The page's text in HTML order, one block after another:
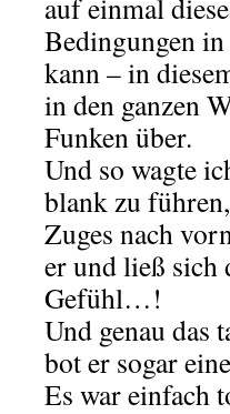
auf einmal
Bedingungen
kann – in
in den ganzen
Funken über.
Und so wagte
blank zu
Zuges nach
er und ließ sich
Gefühl…!
Und genau das
bot er sogar
Es war einfach